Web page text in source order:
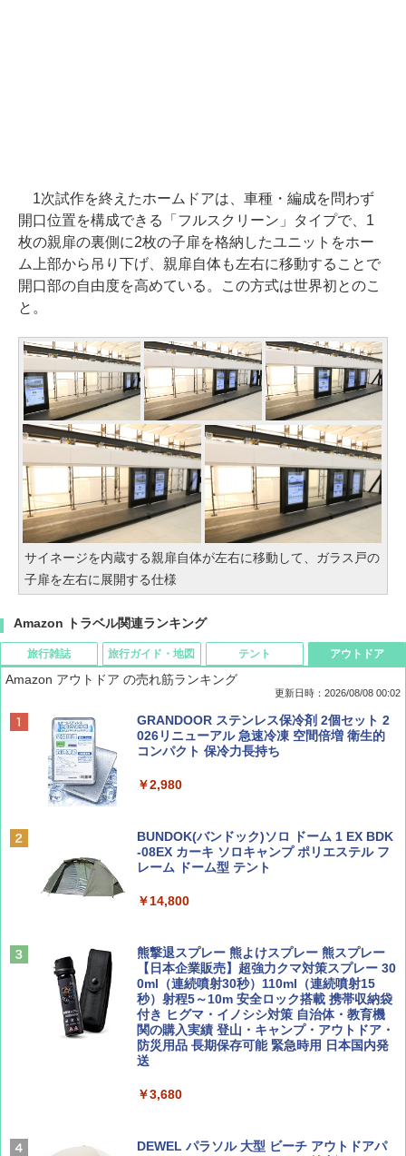
1次試作を終えたホームドアは、車種・編成を問わず
開口位置を構成できる「フルスクリーン」タイプで、1
枚の親扉の裏側に2枚の子扉を格納したユニットをホー
ム上部から吊り下げ、親扉自体も左右に移動することで
開口部の自由度を高めている。この方式は世界初とのこ
と。
サイネージを内蔵する親扉自体が左右に移動して、ガラス戸の
子扉を左右に展開する仕様
Amazon トラベル関連ランキング
旅行雑誌
BE-PAL(ビ-パル) 2026年 9 月号【特別付録:
SOTO ミニマル"旅"財布 ランダム2種】
ディズニーファン ２０２６年 ９月号 [雑
誌] (ＤＩＳＮＥＹ ＦＡＮ)
山と溪谷 2026年8月号「南アルプス大全」
￥1,540
Coyote No.89 特集 星野道夫 夢見る旅
￥1,540
旅行ガイド・地図
D40 地球の歩き方 チェンマイ タイ北部の魅
力的な町 2026～2027 地球の歩き方D アジア
地球の歩き方 スター・ウォーズ
￥2,695
僕が見た未来【完全版】
￥0
A26 地球の歩き方 チェコ ポーランド スロヴ
パ
テント
[キャンパーズコレクション 山善] ポップアッ
プテント 傘みたいに広げて畳める パッとサ
ッとサンシェード キューブ フルクローズ メ
&ハイキング カーキ PATC-150(KH)
PYKES PEAK (パイクスピーク) 着替えテン
人用 折りたたみ 防災グッズ 災害用トイレ ビ
￥4,980
ENDLESS BASE 《めざましテレビで紹介》
テント ワンタッチ RENEW 幅200 2-3人用 43
500002(88859)
広げるだけ パッとサッとテント ブラックコ
アウトドア
Amazon アウトドア の売れ筋ランキング
更新日時：2026/08/08 00:02
GRANDOOR ステンレス保冷剤 2個セット 2
026リニューアル 急速冷凍 空間倍増 衛生的
コンパクト 保冷力長持ち
￥2,980
BUNDOK(バンドック)ソロ ドーム 1 EX BDK
-08EX カーキ ソロキャンプ ポリエステル フ
レーム ドーム型 テント
￥14,800
熊撃退スプレー 熊よけスプレー 熊スプレー
【日本企業販売】超強力クマ対策スプレー 30
0ml（連続噴射30秒）110ml（連続噴射15
秒）射程5～10m 安全ロック搭載 携帯収納袋
付き ヒグマ・イノシシ対策 自治体・教育機
関の購入実績 登山・キャンプ・アウトドア・
防災用品 長期保存可能 緊急時用 日本国内発
送
￥3,680
DEWEL パラソル 大型 ビーチ アウトドアパ